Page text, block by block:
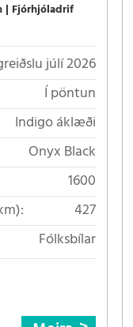
Fjórhjóladrif
júlí 2026
Í pöntun
Indigo áklæði
Onyx Black
1600
427
Fólksbílar